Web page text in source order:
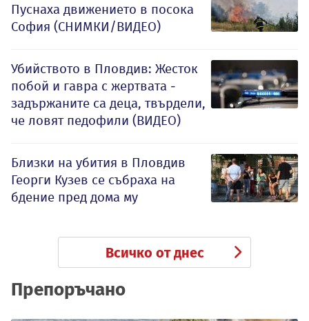
Пуснаха движението в посока
София (СНИМКИ/ВИДЕО)
Убийството в Пловдив: Жесток
побой и гавра с жертвата -
задържаните са деца, твърдели,
че ловят педофили (ВИДЕО)
Близки на убития в Пловдив
Георги Кузев се събраха на
бдение пред дома му
Всичко от днес
Препоръчано